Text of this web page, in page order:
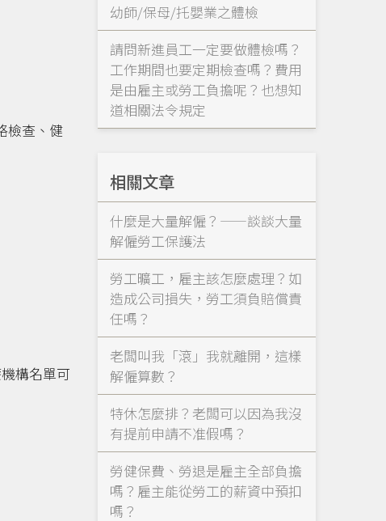
檢查、健
構名單可
幼師/保母/托嬰業之體檢
請問新進員工一定要做體檢嗎？
工作期間也要定期檢查嗎？費用
是由雇主或勞工負擔呢？也想知
道相關法令規定
相關文章
什麼是大量解僱？——談談大量
解僱勞工保護法
勞工曠工，雇主該怎麼處理？如
造成公司損失，勞工須負賠償責
任嗎？
老闆叫我「滾」我就離開，這樣
解僱算數？
特休怎麼排？老闆可以因為我沒
有提前申請不准假嗎？
勞健保費、勞退是雇主全部負擔
嗎？雇主能從勞工的薪資中預扣
嗎？